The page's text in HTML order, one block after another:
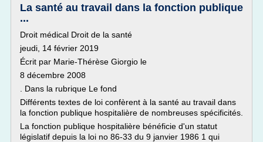
La santé au travail dans la fonction publique
...
Droit médical Droit de la santé
jeudi, 14 février 2019
Écrit par Marie-Thérèse Giorgio le
8 décembre 2008
. Dans la rubrique Le fond
Différents textes de loi confèrent à la santé au travail dans
la fonction publique hospitalière de nombreuses spécificités.
La fonction publique hospitalière bénéficie d'un statut
législatif depuis la loi no 86-33 du 9 janvier 1986 1 qui